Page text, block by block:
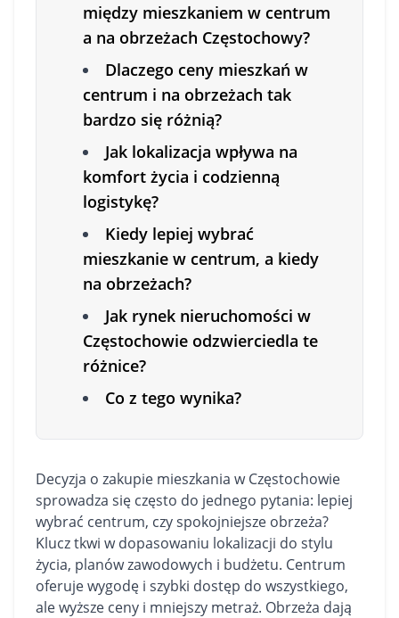
między mieszkaniem w centrum
a na obrzeżach Częstochowy?
Dlaczego ceny mieszkań w
centrum i na obrzeżach tak
bardzo się różnią?
Jak lokalizacja wpływa na
komfort życia i codzienną
logistykę?
Kiedy lepiej wybrać
mieszkanie w centrum, a kiedy
na obrzeżach?
Jak rynek nieruchomości w
Częstochowie odzwierciedla te
różnice?
Co z tego wynika?
Decyzja o zakupie mieszkania w Częstochowie
sprowadza się często do jednego pytania: lepiej
wybrać centrum, czy spokojniejsze obrzeża?
Klucz tkwi w dopasowaniu lokalizacji do stylu
życia, planów zawodowych i budżetu. Centrum
oferuje wygodę i szybki dostęp do wszystkiego,
ale wyższe ceny i mniejszy metraż. Obrzeża dają